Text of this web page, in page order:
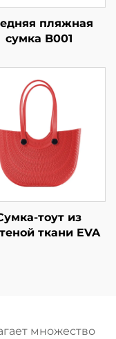
пляжная
сумка B001
тоут из
ткани EVA
множество